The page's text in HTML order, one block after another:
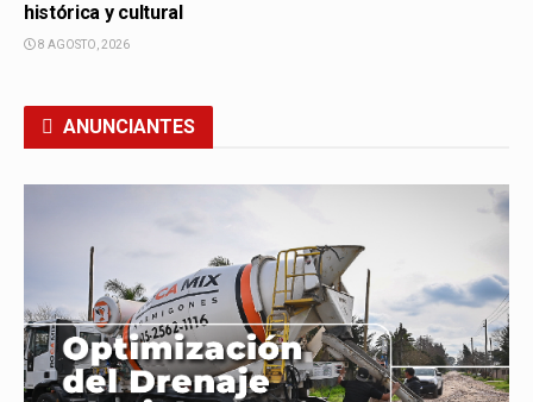
histórica y cultural
8 AGOSTO, 2026
ANUNCIANTES